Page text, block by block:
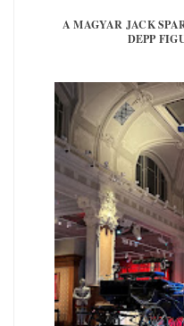
A MAGYAR JACK
DEPP